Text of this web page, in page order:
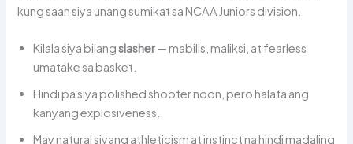
kung saan siya unang sumikat sa NCAA Juniors division.
Kilala siya bilangslasher— mabilis, maliksi, at fearless
umatake sa basket.
Hindi pa siya polished shooter noon, pero halata ang
kanyang explosiveness.
May natural siyang athleticism at instinct na hindi madaling